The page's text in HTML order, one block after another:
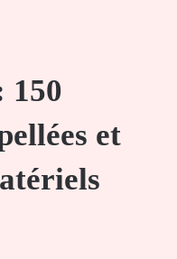
150
et